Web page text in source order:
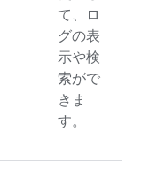
て、ロ
グの表
示や検
索がで
きま
す。